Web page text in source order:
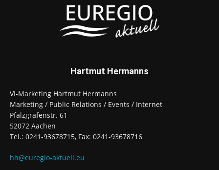
Hartmut Hermanns
VI-Marketing Hartmut Hermanns
Marketing / Public Relations / Events / Internet
Pfalzgrafenstr. 61
52072 Aachen
Tel.: 0241-93678715, Fax: 0241-93678716
hh@euregio-aktuell.eu